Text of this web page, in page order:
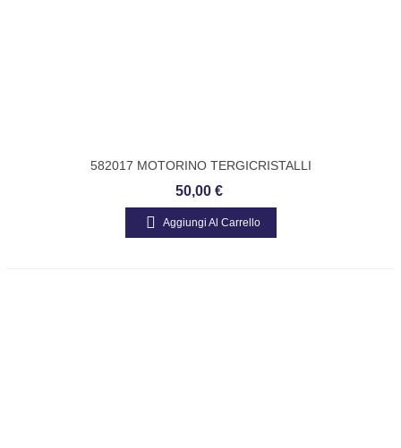
582017 MOTORINO TERGICRISTALLI
POSTERIORE ORIGINALE PIAGGIO APE
50,00 €
Aggiungi Al Carrello